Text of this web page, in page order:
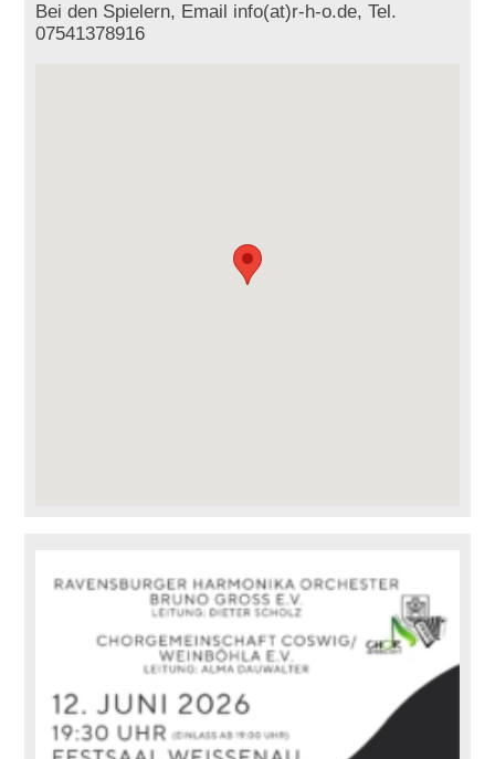
Bei den Spielern, Email info(at)r-h-o.de, Tel.
07541378916